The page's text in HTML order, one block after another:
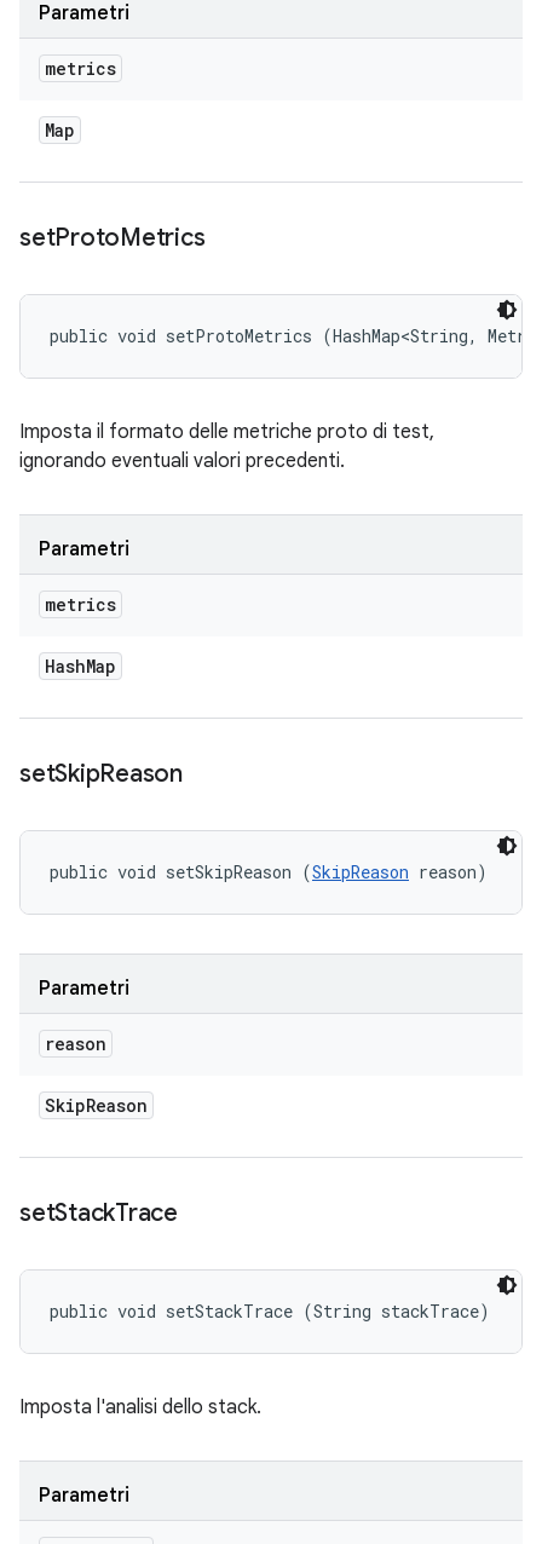
Parametri
metrics
Map
setProtoMetrics
public void setProtoMetrics (HashMap<String,
Imposta il formato delle metriche proto di test,
ignorando eventuali valori precedenti.
Parametri
metrics
HashMap
setSkipReason
public void setSkipReason (SkipReason reason)
Parametri
reason
SkipReason
setStackTrace
public void setStackTrace (String stackTrace)
Imposta l'analisi dello stack.
Parametri